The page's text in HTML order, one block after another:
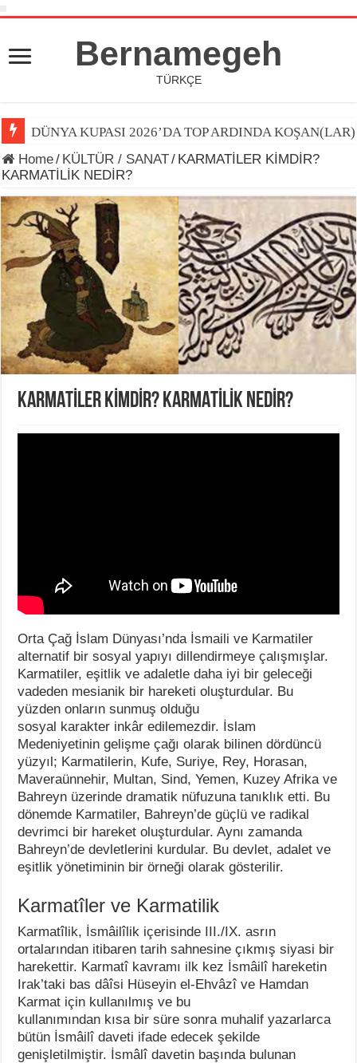
Bernamegeh
TÜRKÇE
DÜNYA KUPASI 2026’DA TOP ARDINDA
Home/ KÜLTÜR / SANAT/ KARMATİLER KİMDİR?
KARMATİLİK NEDİR?
KARMATİLER KİMDİR? KARMATİLİK NEDİR?
Orta Çağ İslam Dünyası’nda İsmaili ve Karmatiler
alternatif bir sosyal yapıyı dillendirmeye çalışmışlar.
Karmatiler, eşitlik ve adaletle daha iyi bir geleceği
vadeden mesianik bir hareketi oluşturdular. Bu
yüzden onların sunmuş olduğu
sosyal karakter inkâr edilemezdir. İslam
Medeniyetinin gelişme çağı olarak bilinen dördüncü
yüzyıl; Karmatilerin, Kufe, Suriye, Rey, Horasan,
Maveraünnehir, Multan, Sind, Yemen, Kuzey Afrika ve
Bahreyn üzerinde dramatik nüfuzuna tanıklık etti. Bu
dönemde Karmatiler, Bahreyn’de güçlü ve radikal
devrimci bir hareket oluşturdular. Aynı zamanda
Bahreyn’de devletlerini kurdular. Bu devlet, adalet ve
eşitlik yönetiminin bir örneği olarak gösterilir.
Karmatîler ve Karmatilik
Karmatîlik, İsmâilîlik içerisinde III./IX. asrın
ortalarından itibaren tarih sahnesine çıkmış siyasi bir
harekettir. Karmatî kavramı ilk kez İsmâilî hareketin
Irak’taki bas dâîsi Hüseyin el-Ehvâzî ve Hamdan
Karmat için kullanılmış ve bu
kullanımından kısa bir süre sonra muhalif yazarlarca
bütün İsmâilî daveti ifade edecek şekilde
genişletilmiştir. İsmâlî davetin başında bulunan